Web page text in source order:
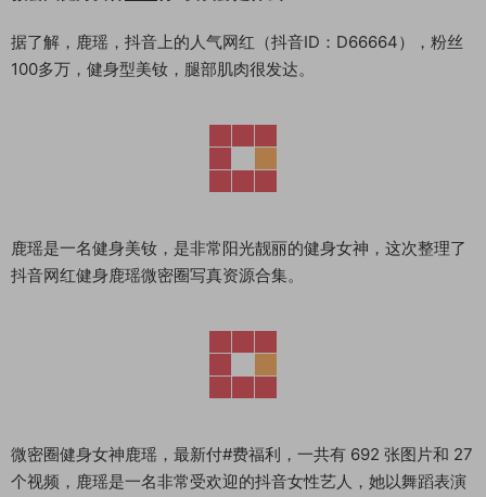
据了解，鹿瑶，抖音上的人气网红（抖音ID：D66664），粉丝
100多万，健身型美钕，腿部肌肉很发达。
鹿瑶是一名健身美钕，是非常阳光靓丽的健身女神，这次整理了
抖音网红健身鹿瑶微密圈写真资源合集。
微密圈健身女神鹿瑶，最新付#费福利，一共有 692 张图片和 27
个视频，鹿瑶是一名非常受欢迎的抖音女性艺人，她以舞蹈表演